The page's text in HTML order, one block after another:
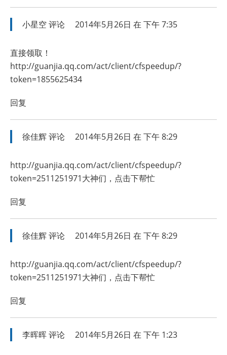
小星空 评论 2014年5月26日 在 下午 7:35
直接领取！
http://guanjia.qq.com/act/client/cfspeedup/?
token=1855625434
回复
徐佳辉 评论 2014年5月26日 在 下午 8:29
http://guanjia.qq.com/act/client/cfspeedup/?
token=2511251971大神们，点击下帮忙
回复
徐佳辉 评论 2014年5月26日 在 下午 8:29
http://guanjia.qq.com/act/client/cfspeedup/?
token=2511251971大神们，点击下帮忙
回复
李晖晖评论 2014年5月26日 在 下午 1:23